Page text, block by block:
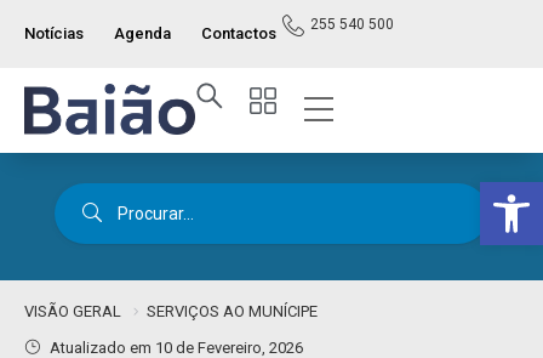
Notícias Agenda Contactos 255 540 500
VISÃO GERAL
SERVIÇOS AO MUNÍCIPE
Atualizado em 10 de Fevereiro, 2026